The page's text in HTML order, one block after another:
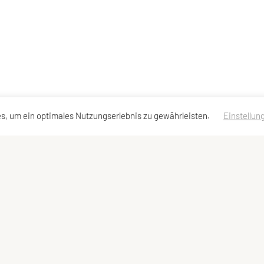
um ein optimales Nutzungserlebnis zu gewährleisten.